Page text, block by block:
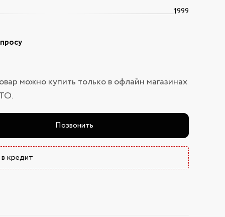
1999
можно купить только в офлайн магазинах
Позвонить
кредит